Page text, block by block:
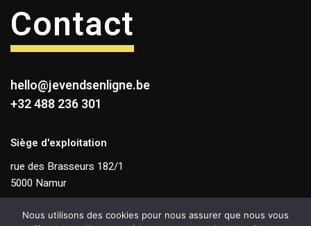
Contact
hello@jevendsenligne.be
+32 488 236 301
Siège d'exploitation
rue des Brasseurs 182/1
5000 Namur
Nous utilisons des cookies pour nous assurer que nous vous